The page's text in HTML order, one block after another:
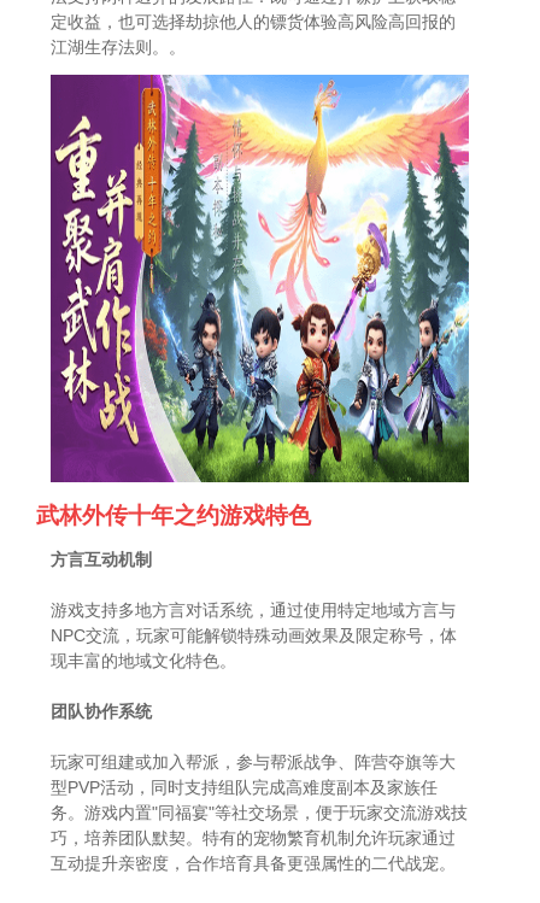
定收益，也可选择劫掠他人的镖货体验高风险高回报的
江湖生存法则。。
武林外传十年之约游戏特色
方言互动机制
游戏支持多地方言对话系统，通过使用特定地域方言与
NPC交流，玩家可能解锁特殊动画效果及限定称号，体
现丰富的地域文化特色。
团队协作系统
玩家可组建或加入帮派，参与帮派战争、阵营夺旗等大
型PVP活动，同时支持组队完成高难度副本及家族任
务。游戏内置"同福宴"等社交场景，便于玩家交流游戏技
巧，培养团队默契。特有的宠物繁育机制允许玩家通过
互动提升亲密度，合作培育具备更强属性的二代战宠。